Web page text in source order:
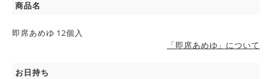
商品名
即席あめゆ 12個入
「即席あめゆ」について
お日持ち